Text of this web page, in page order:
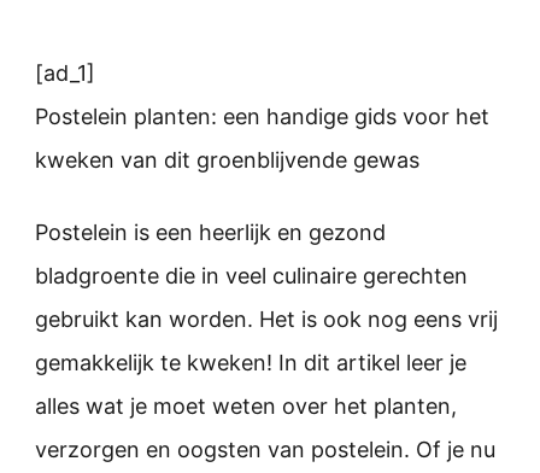
[ad_1]
Postelein planten: een handige gids voor het
kweken van dit groenblijvende gewas
Postelein is een heerlijk en gezond
bladgroente die in veel culinaire gerechten
gebruikt kan worden. Het is ook nog eens vrij
gemakkelijk te kweken! In dit artikel leer je
alles wat je moet weten over het planten,
verzorgen en oogsten van postelein. Of je nu